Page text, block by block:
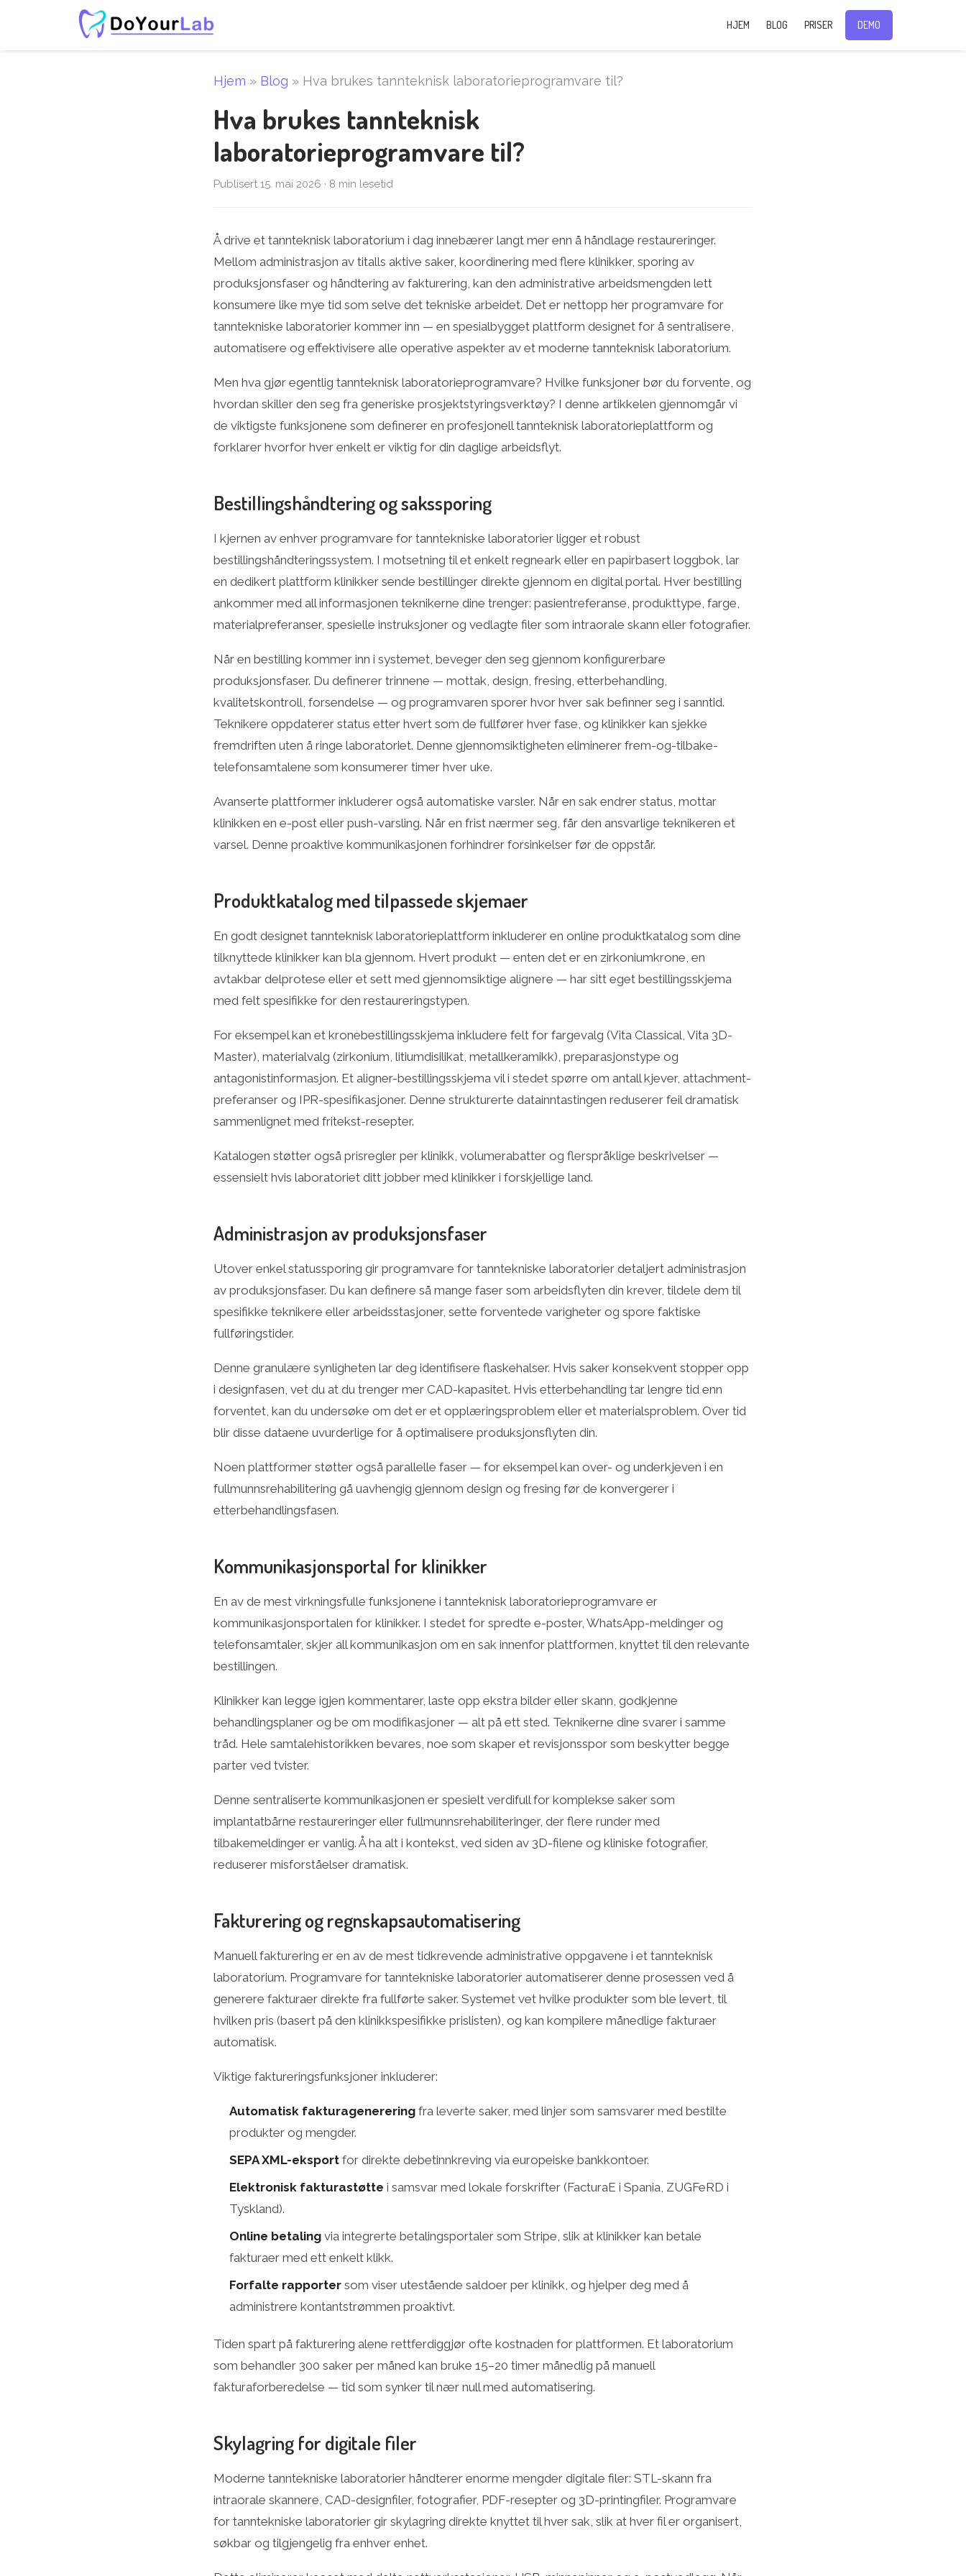
HJEM BLOG PRISER DEMO
Hjem » Blog » Hva brukes tannteknisk laboratorieprogramvare til?
Hva brukes tannteknisk
laboratorieprogramvare til?
Publisert 15. mai 2026 · 8 min lesetid
Å drive et tannteknisk laboratorium i dag innebærer langt mer enn å håndlage restaureringer.
Mellom administrasjon av titalls aktive saker, koordinering med flere klinikker, sporing av
produksjonsfaser og håndtering av fakturering, kan den administrative arbeidsmengden lett
konsumere like mye tid som selve det tekniske arbeidet. Det er nettopp her programvare for
tanntekniske laboratorier kommer inn — en spesialbygget plattform designet for å sentralisere,
automatisere og effektivisere alle operative aspekter av et moderne tannteknisk laboratorium.
Men hva gjør egentlig tannteknisk laboratorieprogramvare? Hvilke funksjoner bør du forvente, og
hvordan skiller den seg fra generiske prosjektstyringsverktøy? I denne artikkelen gjennomgår vi
de viktigste funksjonene som definerer en profesjonell tannteknisk laboratorieplattform og
forklarer hvorfor hver enkelt er viktig for din daglige arbeidsflyt.
Bestillingshåndtering og sakssporing
I kjernen av enhver programvare for tanntekniske laboratorier ligger et robust
bestillingshåndteringssystem. I motsetning til et enkelt regneark eller en papirbasert loggbok, lar
en dedikert plattform klinikker sende bestillinger direkte gjennom en digital portal. Hver bestilling
ankommer med all informasjonen teknikerne dine trenger: pasientreferanse, produkttype, farge,
materialpreferanser, spesielle instruksjoner og vedlagte filer som intraorale skann eller fotografier.
Når en bestilling kommer inn i systemet, beveger den seg gjennom konfigurerbare
produksjonsfaser. Du definerer trinnene — mottak, design, fresing, etterbehandling,
kvalitetskontroll, forsendelse — og programvaren sporer hvor hver sak befinner seg i sanntid.
Teknikere oppdaterer status etter hvert som de fullfører hver fase, og klinikker kan sjekke
fremdriften uten å ringe laboratoriet. Denne gjennomsiktigheten eliminerer frem-og-tilbake-
telefonsamtalene som konsumerer timer hver uke.
Avanserte plattformer inkluderer også automatiske varsler. Når en sak endrer status, mottar
klinikken en e-post eller push-varsling. Når en frist nærmer seg, får den ansvarlige teknikeren et
varsel. Denne proaktive kommunikasjonen forhindrer forsinkelser før de oppstår.
Produktkatalog med tilpassede skjemaer
En godt designet tannteknisk laboratorieplattform inkluderer en online produktkatalog som dine
tilknyttede klinikker kan bla gjennom. Hvert produkt — enten det er en zirkoniumkrone, en
avtakbar delprotese eller et sett med gjennomsiktige alignere — har sitt eget bestillingsskjema
med felt spesifikke for den restaureringstypen.
For eksempel kan et kronebestillingsskjema inkludere felt for fargevalg (Vita Classical, Vita 3D-
Master), materialvalg (zirkonium, litiumdisilikat, metallkeramikk), preparasjonstype og
antagonistinformasjon. Et aligner-bestillingsskjema vil i stedet spørre om antall kjever, attachment-
preferanser og IPR-spesifikasjoner. Denne strukturerte datainntastingen reduserer feil dramatisk
sammenlignet med fritekst-resepter.
Katalogen støtter også prisregler per klinikk, volumerabatter og flerspråklige beskrivelser —
essensielt hvis laboratoriet ditt jobber med klinikker i forskjellige land.
Administrasjon av produksjonsfaser
Utover enkel statussporing gir programvare for tanntekniske laboratorier detaljert administrasjon
av produksjonsfaser. Du kan definere så mange faser som arbeidsflyten din krever, tildele dem til
spesifikke teknikere eller arbeidsstasjoner, sette forventede varigheter og spore faktiske
fullføringstider.
Denne granulære synligheten lar deg identifisere flaskehalser. Hvis saker konsekvent stopper opp
i designfasen, vet du at du trenger mer CAD-kapasitet. Hvis etterbehandling tar lengre tid enn
forventet, kan du undersøke om det er et opplæringsproblem eller et materialsproblem. Over tid
blir disse dataene uvurderlige for å optimalisere produksjonsflyten din.
Noen plattformer støtter også parallelle faser — for eksempel kan over- og underkjeven i en
fullmunnsrehabilitering gå uavhengig gjennom design og fresing før de konvergerer i
etterbehandlingsfasen.
Kommunikasjonsportal for klinikker
En av de mest virkningsfulle funksjonene i tannteknisk laboratorieprogramvare er
kommunikasjonsportalen for klinikker. I stedet for spredte e-poster, WhatsApp-meldinger og
telefonsamtaler, skjer all kommunikasjon om en sak innenfor plattformen, knyttet til den relevante
bestillingen.
Klinikker kan legge igjen kommentarer, laste opp ekstra bilder eller skann, godkjenne
behandlingsplaner og be om modifikasjoner — alt på ett sted. Teknikerne dine svarer i samme
tråd. Hele samtalehistorikken bevares, noe som skaper et revisjonsspor som beskytter begge
parter ved tvister.
Denne sentraliserte kommunikasjonen er spesielt verdifull for komplekse saker som
implantatbårne restaureringer eller fullmunnsrehabiliteringer, der flere runder med
tilbakemeldinger er vanlig. Å ha alt i kontekst, ved siden av 3D-filene og kliniske fotografier,
reduserer misforståelser dramatisk.
Fakturering og regnskapsautomatisering
Manuell fakturering er en av de mest tidkrevende administrative oppgavene i et tannteknisk
laboratorium. Programvare for tanntekniske laboratorier automatiserer denne prosessen ved å
generere fakturaer direkte fra fullførte saker. Systemet vet hvilke produkter som ble levert, til
hvilken pris (basert på den klinikkspesifikke prislisten), og kan kompilere månedlige fakturaer
automatisk.
Viktige faktureringsfunksjoner inkluderer:
Automatisk fakturagenerering fra leverte saker, med linjer som samsvarer med bestilte
produkter og mengder.
SEPA XML-eksport for direkte debetinnkreving via europeiske bankkontoer.
Elektronisk fakturastøtte i samsvar med lokale forskrifter (FacturaE i Spania, ZUGFeRD i
Tyskland).
Online betaling via integrerte betalingsportaler som Stripe, slik at klinikker kan betale
fakturaer med ett enkelt klikk.
Forfalte rapporter som viser utestående saldoer per klinikk, og hjelper deg med å
administrere kontantstrømmen proaktivt.
Tiden spart på fakturering alene rettferdiggjør ofte kostnaden for plattformen. Et laboratorium
som behandler 300 saker per måned kan bruke 15–20 timer månedlig på manuell
fakturaforberedelse — tid som synker til nær null med automatisering.
Skylagring for digitale filer
Moderne tanntekniske laboratorier håndterer enorme mengder digitale filer: STL-skann fra
intraorale skannere, CAD-designfiler, fotografier, PDF-resepter og 3D-printingfiler. Programvare
for tanntekniske laboratorier gir skylagring direkte knyttet til hver sak, slik at hver fil er organisert,
søkbar og tilgjengelig fra enhver enhet.